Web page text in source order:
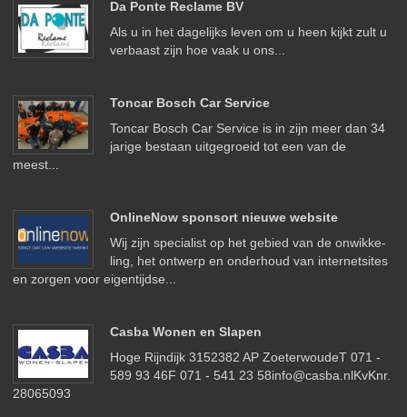
Da Ponte Reclame BV
Als u in het dagelijks leven om u heen kijkt zult u
verbaast zijn hoe vaak u ons...
Toncar Bosch Car Service
Toncar Bosch Car Service is in zijn meer dan 34
jarige bestaan uitgegroeid tot een van de
meest...
OnlineNow sponsort nieuwe website
Wij zijn spe­cia­list op het ge­bied van de on­wikke­
ling, het ont­werp en on­der­houd van in­ter­net­sites
en zorgen voor ei­gen­ti­jdse...
Casba Wonen en Slapen
Hoge Rijndijk 3152382 AP ZoeterwoudeT 071 -
589 93 46F 071 - 541 23 58info@casba.nlKvKnr.
28065093